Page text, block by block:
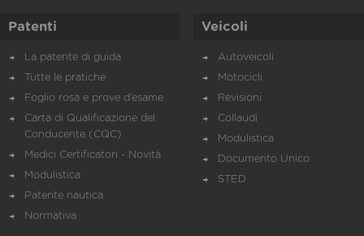
Patenti
La patente di guida
Tutte le pratiche
Foglio rosa e prove d’esame
Carta di Qualificazione del
Conducente (CQC)
Medici Certificatori - Novità
Modulistica
Patente nautica
Normativa
Veicoli
Autoveicoli
Motocicli
Revisioni
Collaudi
Modulistica
Documento Unico
STED